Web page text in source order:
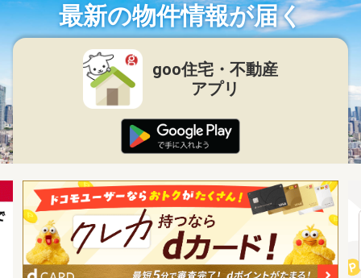
最新の物件情報が届く
goo住宅・不動産
アプリ